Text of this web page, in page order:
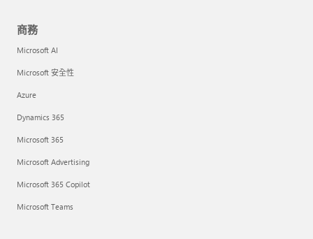
商務
Microsoft AI
Microsoft 安全性
Azure
Dynamics 365
Microsoft 365
Microsoft Advertising
Microsoft 365 Copilot
Microsoft Teams